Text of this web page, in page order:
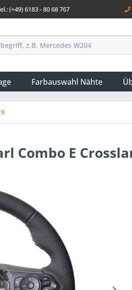
(+49) 6183 - 80 68 767
Farbauswahl Nähte
Combo E